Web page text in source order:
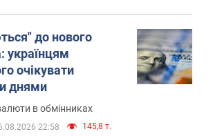
до нового
українцям
очікувати
днями
в обмінниках
22:58 145,8 т.